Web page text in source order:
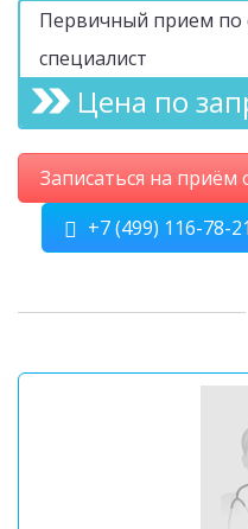
Первичный прием по
специалист
Цена по
Записаться на приём
+7 (499) 116-78-